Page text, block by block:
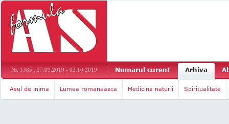
Nr. 1385 , 27.09.2019 - 03.10.2019 Numarul curent Arhiva
Asul de inima Lumea romaneasca Medicina naturii Spiritualitate